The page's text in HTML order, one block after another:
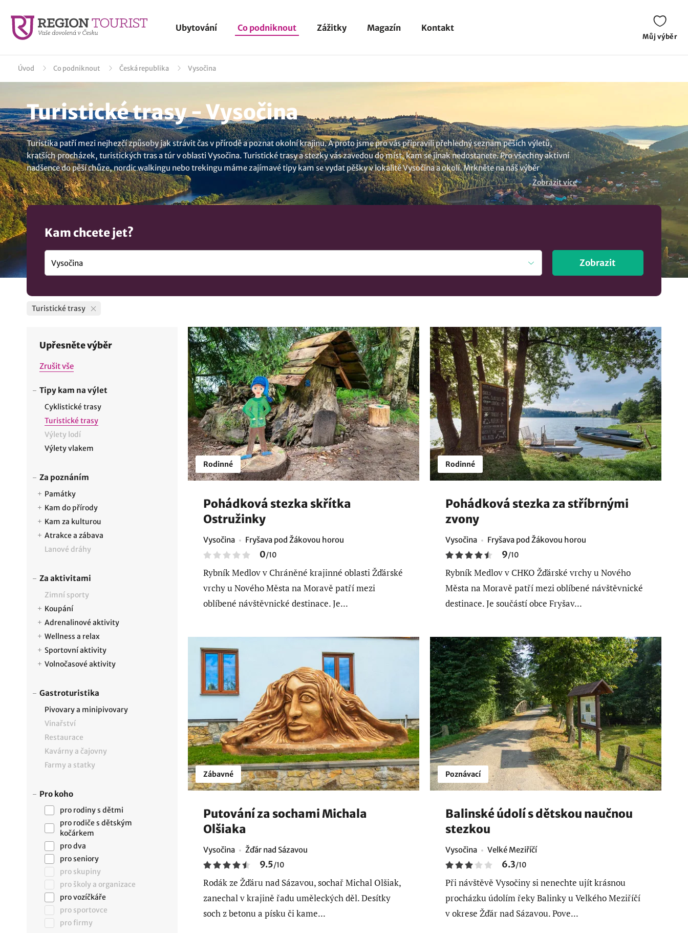
Ubytování Co podniknout Zážitky Magazín Kontakt
Můj výběr
Úvod Co podniknout Česká republika Vysočina
Turistické trasy - Vysočina
Turistika patří mezi nejhezčí způsoby jak strávit čas v přírodě a poznat okolní krajinu. A proto jsme pro vás připravili přehledný seznam pěších výletů,
kratších procházek, turistických tras a túr v oblasti Vysočina. Turistické trasy a stezky vás zavedou do míst, kam se jinak nedostanete. Pro všechny aktivní
nadšence do pěší chůze, nordic walkingu nebo trekingu máme zajímavé tipy kam se vydat pěšky v lokalitě Vysočina a okolí. Mrkněte na náš výběr
turistických stezek a vzhůru za poznáním.
Zobrazit více
Kam chcete jet?
Zobrazit
Turistické trasy
Upřesněte výběr
Zrušit vše
Tipy kam na výlet
Cyklistické trasy
Turistické trasy
Výlety lodí
Výlety vlakem
Za poznáním
Památky
Kam do přírody
Kam za kulturou
Atrakce a zábava
Lanové dráhy
Za aktivitami
Zimní sporty
Koupání
Adrenalinové aktivity
Wellness a relax
Sportovní aktivity
Volnočasové aktivity
Gastroturistika
Pivovary a minipivovary
Vinařství
Restaurace
Kavárny a čajovny
Farmy a statky
Pro koho
pro rodiny s dětmi
pro rodiče s dětským
kočárkem
pro dva
pro seniory
pro skupiny
pro školy a organizace
pro vozíčkáře
pro sportovce
pro firmy
Rodinné
Pohádková stezka skřítka
Ostružinky
Vysočina Fryšava pod Žákovou horou
0/10
Rybník Medlov v Chráněné krajinné oblasti Žďárské
vrchy u Nového Města na Moravě patří mezi
oblíbené návštěvnické destinace. Je...
Rodinné
Pohádková stezka za stříbrnými
zvony
Vysočina Fryšava pod Žákovou horou
9/10
Rybník Medlov v CHKO Žďárské vrchy u Nového
Města na Moravě patří mezi oblíbené návštěvnické
destinace. Je součástí obce Fryšav...
Zábavné
Putování za sochami Michala
Olšiaka
Vysočina Žďár nad Sázavou
9.5/10
Rodák ze Žďáru nad Sázavou, sochař Michal Olšiak,
zanechal v krajině řadu uměleckých děl. Desítky
soch z betonu a písku či kame...
Poznávací
Balinské údolí s dětskou naučnou
stezkou
Vysočina Velké Meziříčí
6.3/10
Při návštěvě Vysočiny si nenechte ujít krásnou
procházku údolím řeky Balinky u Velkého Meziříčí
v okrese Žďár nad Sázavou. Pove...